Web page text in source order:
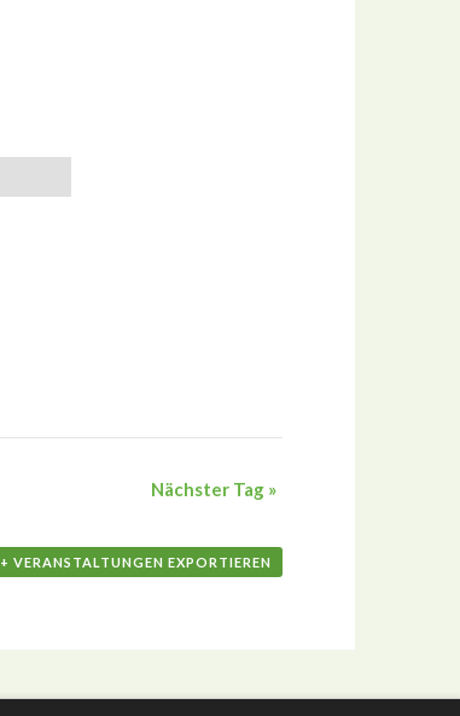
Nächster Tag »
+ VERANSTALTUNGEN EXPORTIEREN